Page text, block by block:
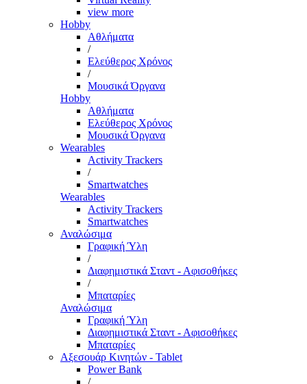
view more
Hobby
Αθλήματα
/
Ελεύθερος Χρόνος
/
Μουσικά Όργανα
Hobby
Αθλήματα
Ελεύθερος Χρόνος
Μουσικά Όργανα
Wearables
Activity Trackers
/
Smartwatches
Wearables
Activity Trackers
Smartwatches
Αναλώσιμα
Γραφική Ύλη
/
Διαφημιστικά Σταντ - Αφισοθήκες
/
Μπαταρίες
Αναλώσιμα
Γραφική Ύλη
Διαφημιστικά Σταντ - Αφισοθήκες
Μπαταρίες
Αξεσουάρ Κινητών - Tablet
Power Bank
/